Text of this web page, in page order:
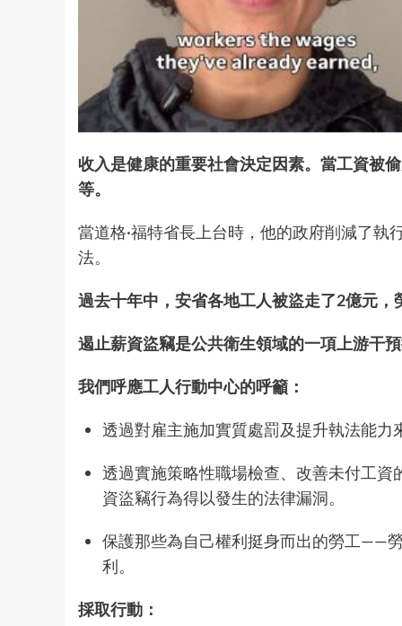
收入是健康的重要社會決定因素。當工資被
等。
當道格·福特省長上台時，他的政府削減了
法。
過去十年中，安省各地工人被盜走了2億元
遏止薪資盜竊是公共衛生領域的一項上游干
我們呼應工人行動中心的呼籲：
透過對雇主施加實質處罰及提升執法能力
透過實施策略性職場檢查、改善未付工資
資盜竊行為得以發生的法律漏洞。
保護那些為自己權利挺身而出的勞工——
利。
採取行動：